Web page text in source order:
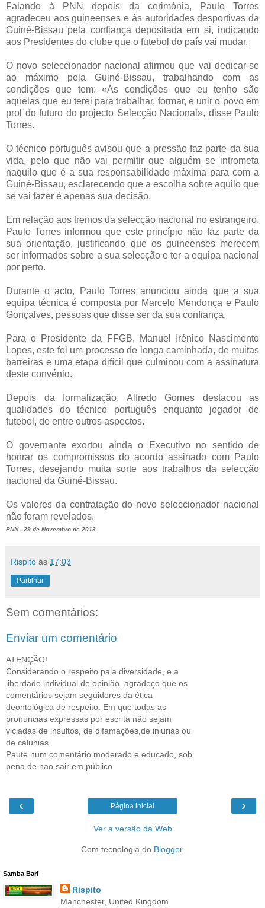
Falando à PNN depois da cerimónia, Paulo Torres
agradeceu aos guineenses e às autoridades desportivas da
Guiné-Bissau pela confiança depositada em si, indicando
aos Presidentes do clube que o futebol do país vai mudar.
O novo seleccionador nacional afirmou que vai dedicar-se
ao máximo pela Guiné-Bissau, trabalhando com as
condições que tem: «As condições que eu tenho são
aquelas que eu terei para trabalhar, formar, e unir o povo em
prol do futuro do projecto Selecção Nacional», disse Paulo
Torres.
O técnico português avisou que a pressão faz parte da sua
vida, pelo que não vai permitir que alguém se intrometa
naquilo que é a sua responsabilidade máxima para com a
Guiné-Bissau, esclarecendo que a escolha sobre aquilo que
se vai fazer é apenas sua decisão.
Em relação aos treinos da selecção nacional no estrangeiro,
Paulo Torres informou que este princípio não faz parte da
sua orientação, justificando que os guineenses merecem
ser informados sobre a sua selecção e ter a equipa nacional
por perto.
Durante o acto, Paulo Torres anunciou ainda que a sua
equipa técnica é composta por Marcelo Mendonça e Paulo
Gonçalves, pessoas que disse ser da sua confiança.
Para o Presidente da FFGB, Manuel Irénico Nascimento
Lopes, este foi um processo de longa caminhada, de muitas
barreiras e uma etapa difícil que culminou com a assinatura
deste convénio.
Depois da formalização, Alfredo Gomes destacou as
qualidades do técnico português enquanto jogador de
futebol, de entre outros aspectos.
O governante exortou ainda o Executivo no sentido de
honrar os compromissos do acordo assinado com Paulo
Torres, desejando muita sorte aos trabalhos da selecção
nacional da Guiné-Bissau.
Os valores da contratação do novo seleccionador nacional
não foram revelados.
PNN - 29 de Novembro de 2013
Rispito às 17:03
Partilhar
Sem comentários:
Enviar um comentário
ATENÇÃO!
Considerando o respeito pala diversidade, e a
liberdade individual de opinião, agradeço que os
comentários sejam seguidores da ética
deontológica de respeito. Em que todas as
pronuncias expressas por escrita não sejam
viciadas de insultos, de difamações,de injúrias ou
de calunias.
Paute num comentário moderado e educado, sob
pena de nao sair em público
‹ ›
Página inicial
Ver a versão da Web
Com tecnologia do Blogger.
Samba Bari
Rispito
Manchester, United Kingdom